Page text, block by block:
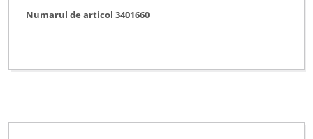
Numarul de articol 3401660